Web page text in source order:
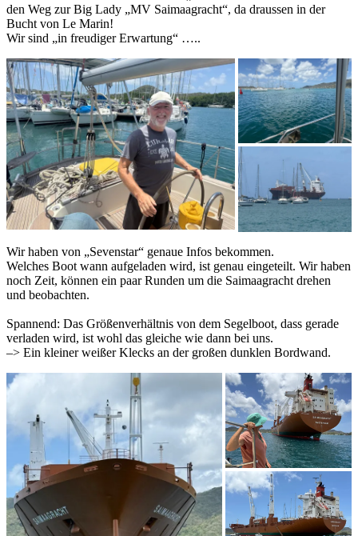
den Weg zur Big Lady „MV Saimaagracht“, da draussen in der
Bucht von Le Marin!
Wir sind „in freudiger Erwartung“ …..
Wir haben von „Sevenstar“ genaue Infos bekommen.
Welches Boot wann aufgeladen wird, ist genau eingeteilt. Wir haben
noch Zeit, können ein paar Runden um die Saimaagracht drehen
und beobachten.
Spannend: Das Größenverhältnis von dem Segelboot, dass gerade
verladen wird, ist wohl das gleiche wie dann bei uns.
–> Ein kleiner weißer Klecks an der großen dunklen Bordwand.